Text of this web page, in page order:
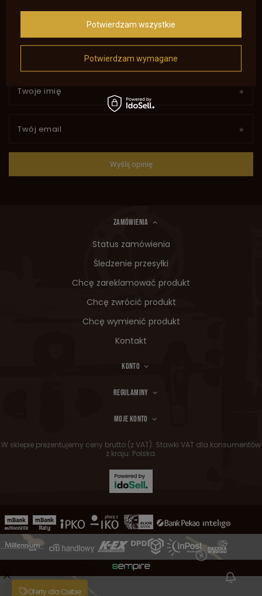
Dodaj własne zdjęcie produktu:
Twoje imię
Twój email
Wyślij opinię
ZAMÓWIENIA
Status zamówienia
Śledzenie przesyłki
Chcę zareklamować produkt
Chcę zwrócić produkt
Chcę wymienić produkt
Kontakt
KONTO
REGULAMINY
MOJE KONTO
W sklepie prezentujemy ceny brutto (z VAT). Stawki VAT dla konsumentów
z kraju: Polska.
Potwierdzam wymagane
Potwierdzam wszystkie